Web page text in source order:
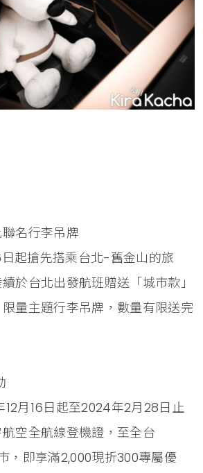
名行李吊牌
起搶先搭乘台北-舊金山的旅
於台北出發航班贈送「城市款」
量主題行李吊牌，數量有限送完
12月16日起至2024年2月28日止
空全航線登機證，至全台
，即享滿2,000現折300專屬優